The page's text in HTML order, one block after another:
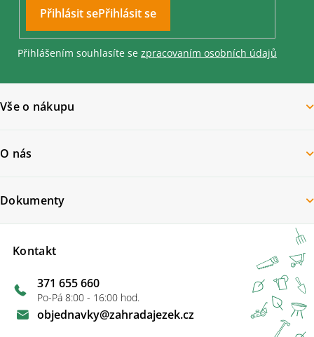
Přihlásit se
Přihlášením souhlasíte se zpracovaním osobních údajů
Vše o nákupu
O nás
Kontakt
objednavky@zahradajezek.cz
371 655 660
Po-Pá 8:00 - 16:00 hod.
Dokumenty